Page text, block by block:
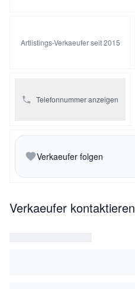
Artlistings-Verkaeufer seit 2015
Telefonnummer anzeigen
Verkaeufer folgen
Verkaeufer kontaktieren